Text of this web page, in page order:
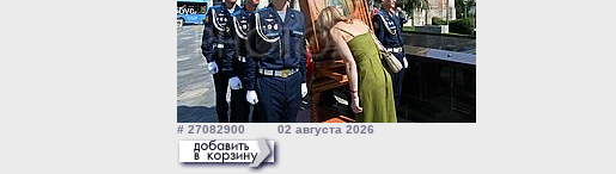
# 27082900 02 августа 2026